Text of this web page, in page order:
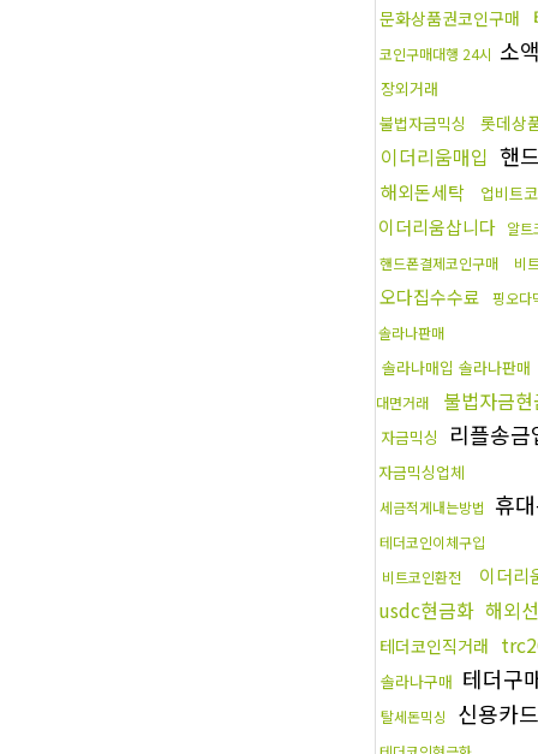
문화상품권코인구매
코인구매대행 24시 소
장외거래
불법자금믹싱
롯데상
이더리움매입 핸
해외돈세탁 업비트
이더리움삽니다 알트
핸드폰결제코인구매
비
오다집수수료
핑오다
솔라나판매
솔라나매입 솔라나판매
대면거래 불법자금
자금믹싱 리플송
자금믹싱업체
세금적게내는방법 휴
테더코인이체구입
비트코인환전
이더리
usdc현금화 해외
테더코인직거래
솔라나구매 테더구
탈세돈믹싱 신용카